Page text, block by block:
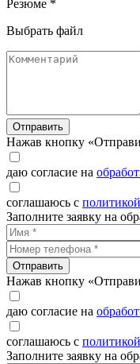
Резюме *
Выбрать файл
Отправить
Нажав кнопку
даю согласие на
соглашаюсь с
Заполните заявку на
Отправить
Нажав кнопку
даю согласие на
соглашаюсь с
Заполните заявку на